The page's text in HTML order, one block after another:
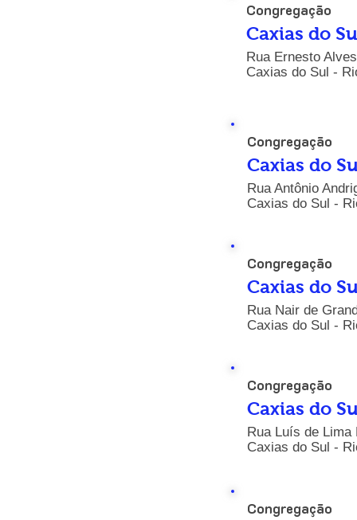
Congregação
Caxias do
Rua Ernesto
Caxias do Sul -
Congregação
Caxias do
Rua Antônio
Caxias do Sul -
Congregação
Caxias do
Rua Nair de
Caxias do Sul -
Congregação
Caxias do
Rua Luís de
Caxias do Sul -
Congregação